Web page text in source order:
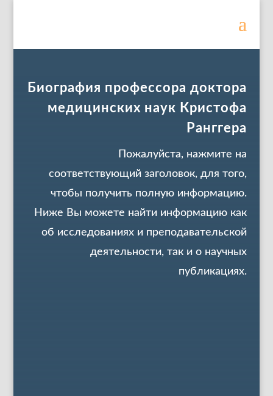
Биография профессора доктора
медицинских наук Кристофа
Ранггера
Пожалуйста, нажмите на
соответствующий заголовок, для того,
чтобы получить полную информацию.
Ниже Вы можете найти информацию как
об исследованиях и преподавательской
деятельности, так и о научных
публикациях.